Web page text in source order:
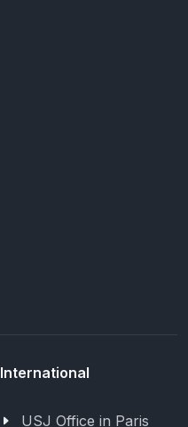
International
USJ Office in Paris